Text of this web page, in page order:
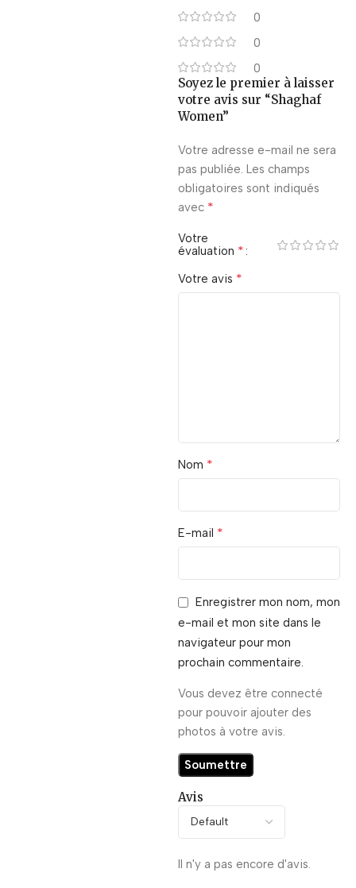
0
0
0
Avis
Il n'y a pas encore d'avis.
Soyez le premier à laisser
votre avis sur “Shaghaf
Women”
Votre adresse e-mail ne sera
pas publiée. Les champs
obligatoires sont indiqués
avec *
Votre
évaluation *
Votre avis *
Nom *
E-mail *
Enregistrer mon nom, mon
e-mail et mon site dans le
navigateur pour mon
prochain commentaire.
Vous devez être connecté
pour pouvoir ajouter des
photos à votre avis.